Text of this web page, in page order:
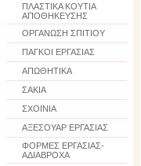
ΠΛΑΣΤΙΚΑ ΚΟΥΤΙΑ
ΑΠΟΘΗΚΕΥΣΗΣ
ΟΡΓΑΝΩΣΗ ΣΠΙΤΙΟΥ
ΠΑΓΚΟΙ ΕΡΓΑΣΙΑΣ
ΑΠΩΘΗΤΙΚΑ
ΣΑΚΙΑ
ΣΧΟΙΝΙΑ
ΑΞΕΣΟΥΑΡ ΕΡΓΑΣΙΑΣ
ΦΟΡΜΕΣ ΕΡΓΑΣΙΑΣ-
ΑΔΙΑΒΡΟΧΑ